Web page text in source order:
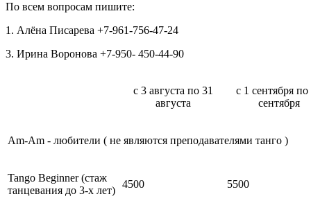
По всем вопросам пишите:
1. Алёна Писарева +7-961-756-47-24
3. Ирина Воронова +7-950- 450-44-90
с 3 августа по 31
августа
с 1 сентября по
сентября
Am-Am - любители ( не являются преподавателями танго )
Tango Beginner (стаж
танцевания до 3-х лет)
4500 5500